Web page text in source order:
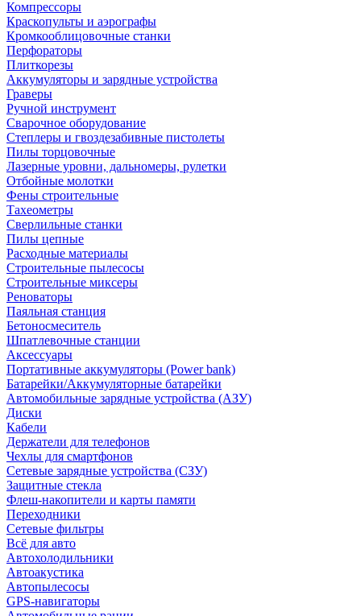
Компрессоры
Краскопульты и аэрографы
Кромкооблицовочные станки
Перфораторы
Плиткорезы
Аккумуляторы и зарядные устройства
Граверы
Ручной инструмент
Сварочное оборудование
Степлеры и гвоздезабивные пистолеты
Пилы торцовочные
Лазерные уровни, дальномеры, рулетки
Отбойные молотки
Фены строительные
Тахеометры
Сверлильные станки
Пилы цепные
Расходные материалы
Строительные пылесосы
Строительные миксеры
Реноваторы
Паяльная станция
Бетоносмеситель
Шпатлевочные станции
Аксессуары
Портативные аккумуляторы (Power bank)
Батарейки/Аккумуляторные батарейки
Автомобильные зарядные устройства (АЗУ)
Диски
Кабели
Держатели для телефонов
Чехлы для смартфонов
Сетевые зарядные устройства (СЗУ)
Защитные стекла
Флеш-накопители и карты памяти
Переходники
Сетевые фильтры
Всё для авто
Автохолодильники
Автоакустика
Автопылесосы
GPS-навигаторы